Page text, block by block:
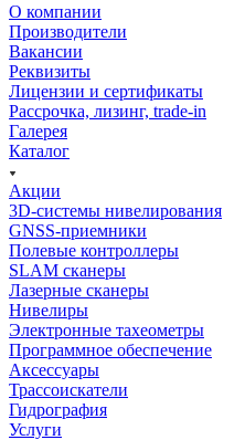
О компании
Производители
Вакансии
Реквизиты
Лицензии и сертификаты
Рассрочка, лизинг, trade-in
Галерея
Каталог
Акции
3D-системы нивелирования
GNSS-приемники
Полевые контроллеры
SLAM сканеры
Лазерные сканеры
Нивелиры
Электронные тахеометры
Программное обеспечение
Аксессуары
Трассоискатели
Гидрография
Услуги